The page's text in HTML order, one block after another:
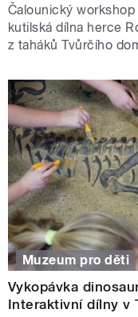
Čalounický
kutilská dílna herce
z taháků Tvůrčího
Muzeum pro děti
Vykopávka
Interaktivní dílny v